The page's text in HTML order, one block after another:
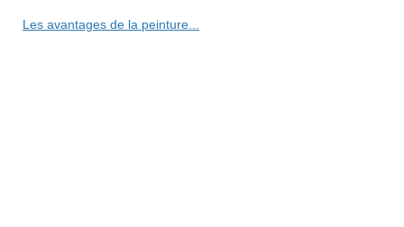
Les avantages de la peinture...